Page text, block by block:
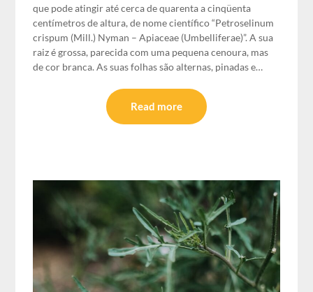
que pode atingir até cerca de quarenta a cinqüenta
centímetros de altura, de nome científico “Petroselinum
crispum (Mill.) Nyman – Apiaceae (Umbelliferae)”. A sua
raiz é grossa, parecida com uma pequena cenoura, mas
de cor branca. As suas folhas são alternas, pinadas e…
Read more